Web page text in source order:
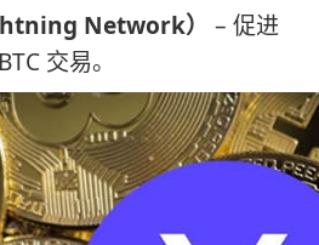
Network）
– 促进
交易。